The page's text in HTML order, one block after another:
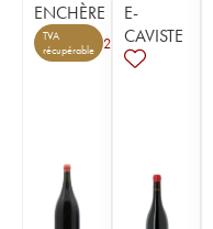
ENCHÈRE
TVA
récupérable
2
E-
CAVISTE